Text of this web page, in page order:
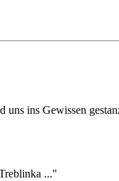
uns ins Gewissen
..."